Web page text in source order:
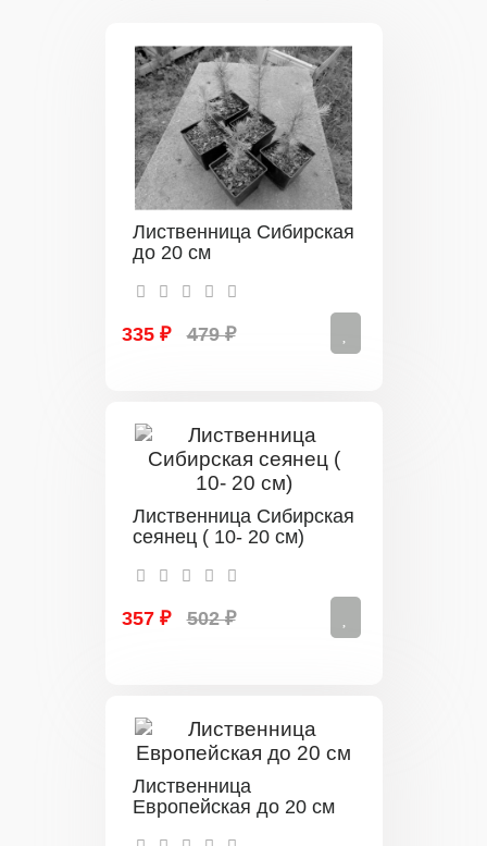
Лиственница Сибирская
до 20 см
335 ₽ 479 ₽
Лиственница Сибирская
сеянец ( 10- 20 см)
357 ₽ 502 ₽
Лиственница
Европейская до 20 см